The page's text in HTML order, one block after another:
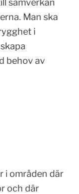
samverkan
Man ska
i
behov av
i områden där
och där